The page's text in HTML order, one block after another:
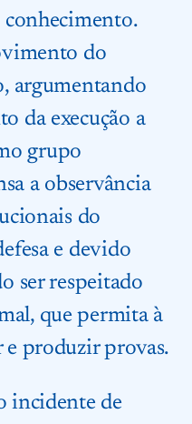
conhecimento.
do
argumentando
da execução a
grupo
a observância
do
e devido
ser respeitado
que permita à
e produzir provas.
incidente de